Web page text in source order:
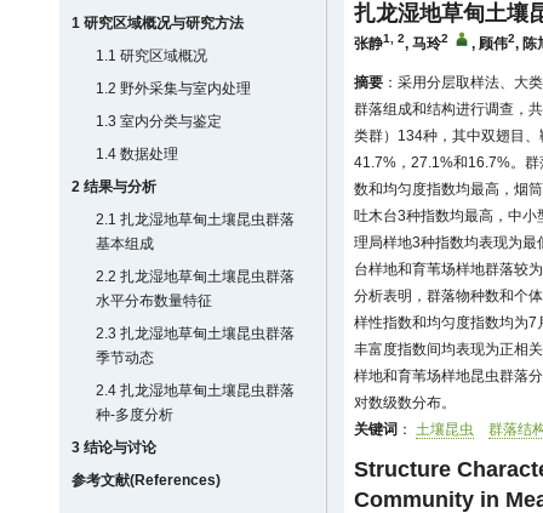
1 研究区域概况与研究方法
1.1 研究区域概况
1.2 野外采集与室内处理
1.3 室内分类与鉴定
1.4 数据处理
2 结果与分析
2.1 扎龙湿地草甸土壤昆虫群落
基本组成
2.2 扎龙湿地草甸土壤昆虫群落
水平分布数量特征
2.3 扎龙湿地草甸土壤昆虫群落
季节动态
2.4 扎龙湿地草甸土壤昆虫群落
种-多度分析
3 结论与讨论
参考文献(References)
扎龙湿地草甸土壤
张静1, 2, 马玲2 , 顾伟2, 陈
摘要 ：采用分层取样法、大
群落组成和结构进行调查，
类群）134种，其中双翅目
41.7%，27.1%和16.7%。
数和均匀度指数均最高，烟
吐木台3种指数均最高，中
理局样地3种指数均表现为
台样地和育苇场样地群落较
分析表明，群落物种数和个
样性指数和均匀度指数均为
丰富度指数间均表现为正相
样地和育苇场样地昆虫群落
对数级数分布。
关键词 ： 土壤昆虫 群落结
Structure
Community in